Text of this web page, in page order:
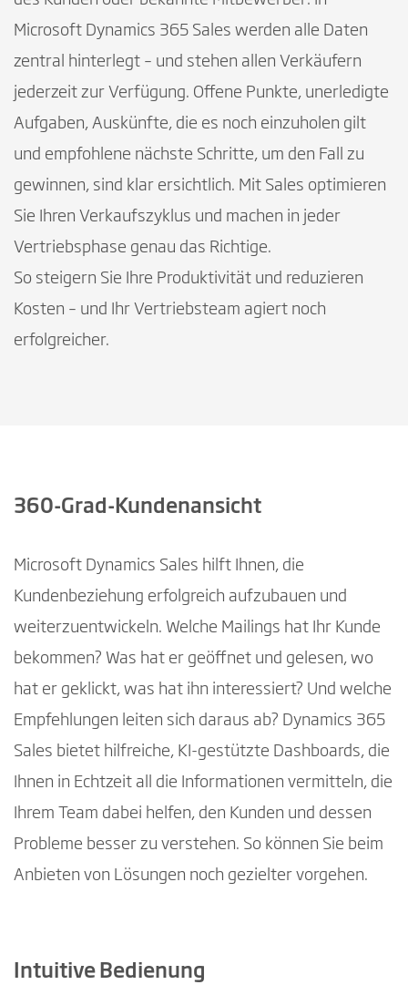
Microsoft Dynamics 365 Sales werden alle Daten
zentral hinterlegt – und stehen allen Verkäufern
jederzeit zur Verfügung. Offene Punkte, unerledigte
Aufgaben, Auskünfte, die es noch einzuholen gilt
und empfohlene nächste Schritte, um den Fall zu
gewinnen, sind klar ersichtlich. Mit Sales optimieren
Sie Ihren Verkaufszyklus und machen in jeder
Vertriebsphase genau das Richtige.
So steigern Sie Ihre Produktivität und reduzieren
Kosten – und Ihr Vertriebsteam agiert noch
erfolgreicher.
360-Grad-Kundenansicht
Microsoft Dynamics Sales hilft Ihnen, die
Kundenbeziehung erfolgreich aufzubauen und
weiterzuentwickeln. Welche Mailings hat Ihr Kunde
bekommen? Was hat er geöffnet und gelesen, wo
hat er geklickt, was hat ihn interessiert? Und welche
Empfehlungen leiten sich daraus ab? Dynamics 365
Sales bietet hilfreiche, KI-gestützte Dashboards, die
Ihnen in Echtzeit all die Informationen vermitteln, die
Ihrem Team dabei helfen, den Kunden und dessen
Probleme besser zu verstehen. So können Sie beim
Anbieten von Lösungen noch gezielter vorgehen.
Intuitive Bedienung